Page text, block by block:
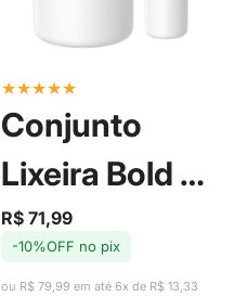
★★★★★
Conjunto
Lixeira Bold 6L
e Escova
Sanitária
Preço
de
R$ 71,99
Preço
regular
-10%OFF no pix
ou R$ 79,99 em até 6x de R$ 13,33